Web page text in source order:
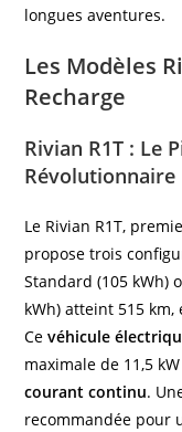
longues aventures.
Les Modèles
Recharge
Rivian R1T : Le
Révolutionnaire
Le Rivian R1T,
propose trois
Standard (105 kWh)
kWh) atteint 515 km,
Cevéhicule
maximale de 11,5
courant continu.
recommandée pour